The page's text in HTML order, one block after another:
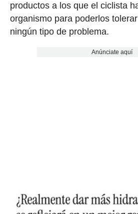
productos a los que el ciclista
organismo para poderlos
ningún tipo de problema.
Anúnciate aquí